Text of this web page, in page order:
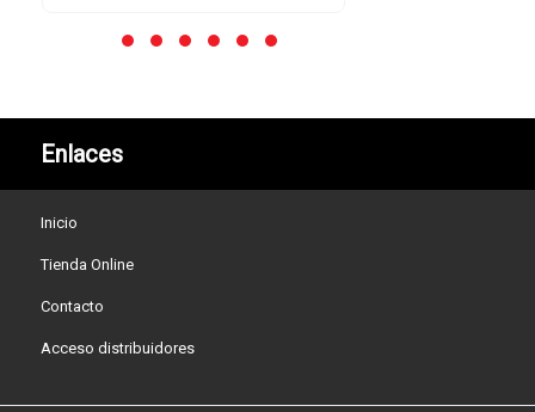
Enlaces
Inicio
Tienda Online
Contacto
Acceso distribuidores